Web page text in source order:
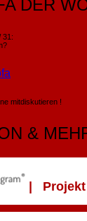
DER
31:
mitdiskutieren !
&
| Projekt